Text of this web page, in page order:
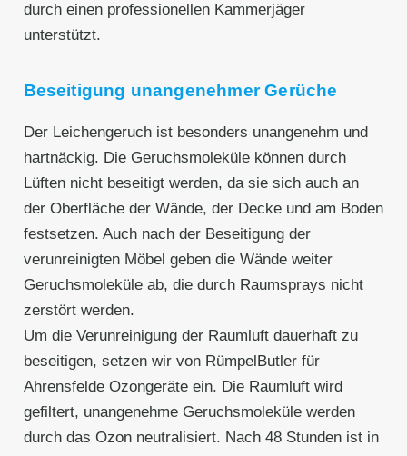
durch einen professionellen Kammerjäger
unterstützt.
Beseitigung unangenehmer Gerüche
Der Leichengeruch ist besonders unangenehm und
hartnäckig. Die Geruchsmoleküle können durch
Lüften nicht beseitigt werden, da sie sich auch an
der Oberfläche der Wände, der Decke und am Boden
festsetzen. Auch nach der Beseitigung der
verunreinigten Möbel geben die Wände weiter
Geruchsmoleküle ab, die durch Raumsprays nicht
zerstört werden.
Um die Verunreinigung der Raumluft dauerhaft zu
beseitigen, setzen wir von RümpelButler für
Ahrensfelde Ozongeräte ein. Die Raumluft wird
gefiltert, unangenehme Geruchsmoleküle werden
durch das Ozon neutralisiert. Nach 48 Stunden ist in